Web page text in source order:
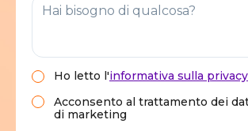
Ho letto l'informativa sulla privacy
Acconsento al trattamento dei
di marketing